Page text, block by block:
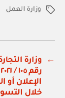
الوسوموزارة العمل
←
وزارة
الإعلان
خلال